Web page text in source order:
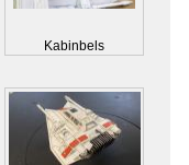
Kabinbels